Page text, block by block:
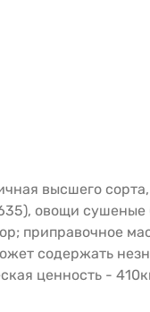
высшего
овощи
приправочное
содержать
ценность -